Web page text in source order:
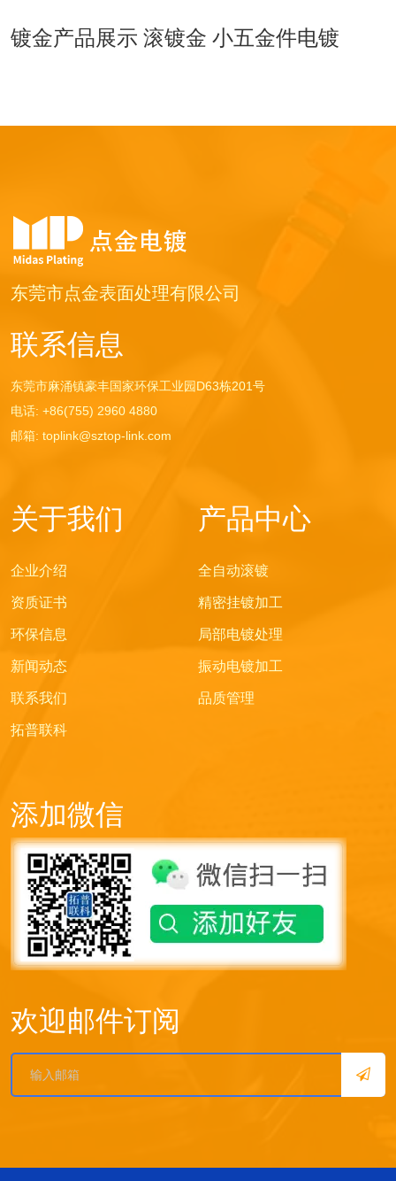
镀金产品展示 滚镀金 小五金件电镀
东莞市点金表面处理有限公司
联系信息
东莞市麻涌镇豪丰国家环保工业园D63栋201号
电话: +86(755) 2960 4880
邮箱: toplink@sztop-link.com
关于我们
企业介绍
资质证书
环保信息
新闻动态
联系我们
拓普联科
产品中心
全自动滚镀
精密挂镀加工
局部电镀处理
振动电镀加工
品质管理
添加微信
欢迎邮件订阅